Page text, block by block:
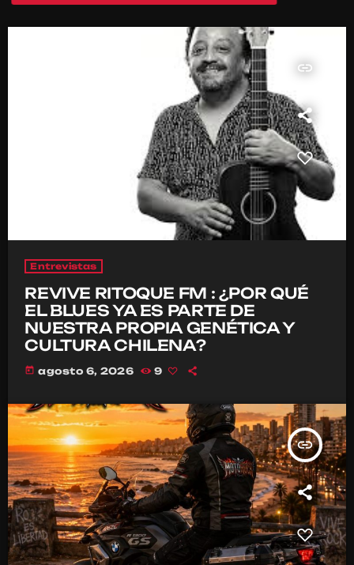
insert_link
Entrevistas
REVIVE RITOQUE FM : ¿POR QUÉ
EL BLUES YA ES PARTE DE
NUESTRA PROPIA GENÉTICA Y
CULTURA CHILENA?
today agosto 6, 2026 9
insert_link